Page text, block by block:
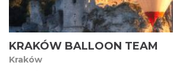
KRAKÓW BALLOON TEAM
Kraków